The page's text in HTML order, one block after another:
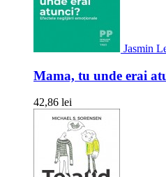
Jasmin
Mama, tu unde erai
42,86 lei